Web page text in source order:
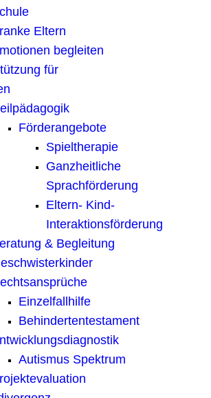
Eltern
begleiten
für
Förderangebote
Spieltherapie
Ganzheitliche
Sprachförderung
Eltern- Kind-
Interaktionsförderung
& Begleitung
Einzelfallhilfe
Behindertentestament
Autismus Spektrum